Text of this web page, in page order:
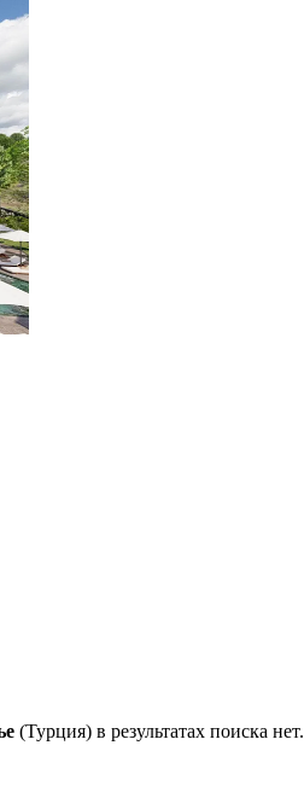
(Турция) в результатах поиска нет.